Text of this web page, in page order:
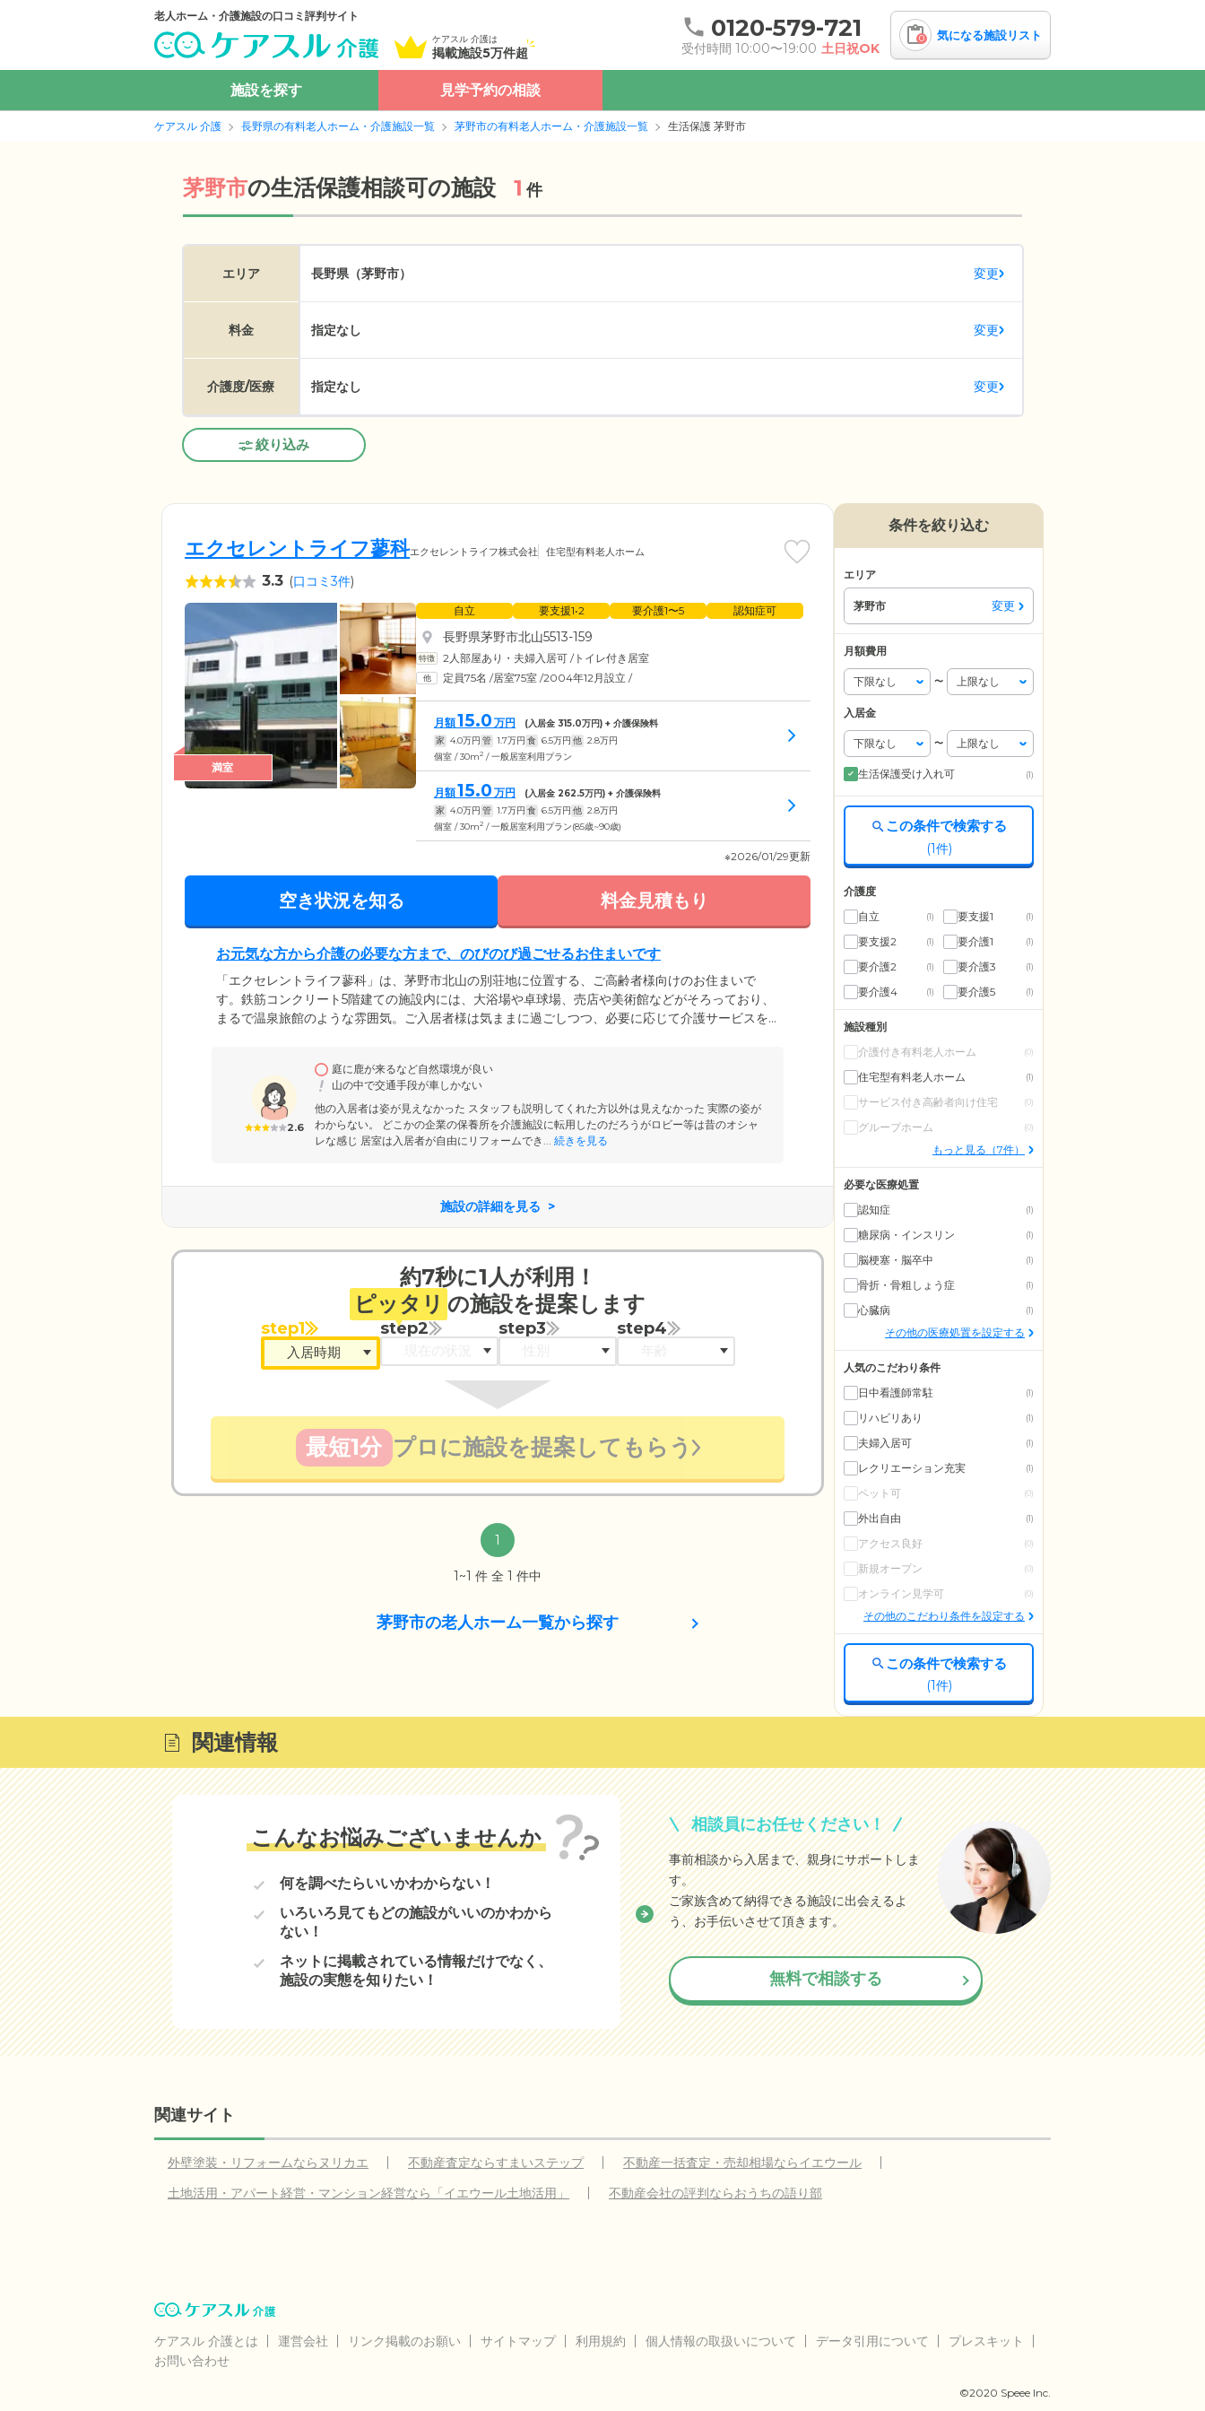
老人ホーム・介護施設の口コミ評判サイト
ケアスル 介護は
掲載施設5万件超
0120-579-721
受付時間 10:00〜19:00 土日祝OK
0 気になる施設リスト
施設を探す 見学予約の相談
ケアスル 介護 長野県の有料老人ホーム・介護施設一覧 茅野市の有料老人ホーム・介護施設一覧 生活保護 茅野市
茅野市の生活保護相談可の施設 1 件
エリア 長野県（茅野市） 変更
料金 指定なし 変更
介護度/医療 指定なし 変更
絞り込み
エクセレントライフ蓼科エクセレントライフ株式会社 住宅型有料老人ホーム
3.3 (口コミ3件)
満室
自立 要支援1•2 要介護1〜5 認知症可
長野県茅野市北山5513-159
2人部屋あり・夫婦入居可 /トイレ付き居室
定員75名 /居室75室 /2004年12月設立 /
月額15.0 万円 (入居金 315.0万円) + 介護保険料
家 4.0万円 管 1.7万円 食 6.5万円 他 2.8万円
個室 / 30m2 / 一般居室利用プラン
月額15.0 万円 (入居金 262.5万円) + 介護保険料
家 4.0万円 管 1.7万円 食 6.5万円 他 2.8万円
個室 / 30m2 / 一般居室利用プラン(85歳~90歳)
※2026/01/29更新
空き状況を知る 料金見積もり
お元気な方から介護の必要な方まで、のびのび過ごせるお住まいです
「エクセレントライフ蓼科」は、茅野市北山の別荘地に位置する、ご高齢者様向けのお住まいで
す。鉄筋コンクリート5階建ての施設内には、大浴場や卓球場、売店や美術館などがそろっており、
まるで温泉旅館のような雰囲気。ご入居者様は気ままに過ごしつつ、必要に応じて介護サービスを
「介護居室」をご用意しました。お一人おひとりのニーズにあわせた、きめ細やかなケアをご提供
いたします。
2.6
庭に鹿が来るなど自然環境が良い
山の中で交通手段が車しかない
他の入居者は姿が見えなかった スタッフも説明してくれた方以外は見えなかった 実際の姿が
わからない。 どこかの企業の保養所を介護施設に転用したのだろうがロビー等は昔のオシャ
レな感じ 居室は入居者が自由にリフォームでき...
続きを見る
施設の詳細を見る
約7秒に1人が利用！
ピッタリ の施設を提案します
step1 step2 step3 step4
最短1分 プロに施設を提案してもらう
1
1~1 件 全 1 件中
茅野市の老人ホーム一覧から探す
条件を絞り込む
エリア
茅野市 変更
月額費用
〜
入居金
〜
生活保護受け入れ可 (1)
この条件で検索する
(1件)
介護度
自立
(1) 要支援1 (1)
要支援2 (1) 要介護1 (1)
要介護2 (1) 要介護3 (1)
要介護4 (1) 要介護5 (1)
施設種別
介護付き有料老人ホーム
(0)
住宅型有料老人ホーム (1)
サービス付き高齢者向け住宅 (0)
グループホーム (0)
もっと見る（7件）
必要な医療処置
認知症
(1)
糖尿病・インスリン (1)
脳梗塞・脳卒中 (1)
骨折・骨粗しょう症 (1)
心臓病 (1)
その他の医療処置を設定する
人気のこだわり条件
日中看護師常駐
(1)
リハビリあり (1)
夫婦入居可 (1)
レクリエーション充実 (1)
ペット可 (0)
外出自由 (1)
アクセス良好 (0)
新規オープン (0)
オンライン見学可 (0)
その他のこだわり条件を設定する
この条件で検索する
(1件)
関連情報
こんなお悩みございませんか
何を調べたらいいかわからない！
いろいろ見てもどの施設がいいのかわから
ない！
ネットに掲載されている情報だけでなく、
施設の実態を知りたい！
相談員にお任せください！
事前相談から入居まで、親身にサポートしま
す。
ご家族含めて納得できる施設に出会えるよ
う、お手伝いさせて頂きます。
無料で相談する
関連サイト
外壁塗装・リフォームならヌリカエ 不動産査定ならすまいステップ
不動産一括査定・売却相場ならイエウール
土地活用・アパート経営・マンション経営なら「イエウール土地活用」
不動産会社の評判ならおうちの語り部
ケアスル 介護とは 運営会社 リンク掲載のお願い サイトマップ 利用規約 個人情報の取扱いについて データ引用について
プレスキット
お問い合わせ
©2020 Speee Inc.